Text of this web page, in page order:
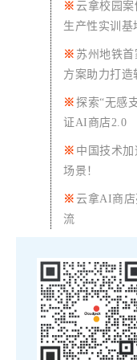
※ 云拿校园
生产性实训基
※ 苏州地铁首
方案助力打造
※ 探索“无感
证AI商店2.0
※ 中国技术
场景！
※ 云拿AI商店
流